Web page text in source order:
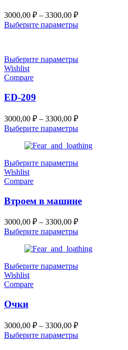
3000,00 ₽ – 3300,00 ₽Диапазон
цен:
Выберите параметры
Выберите параметры
Wishlist
Compare
ED-209
3000,00 ₽ – 3300,00 ₽Диапазон
цен:
–
Выберите параметры
Выберите параметры
Wishlist
Compare
Втроем в машине
3000,00 ₽ – 3300,00 ₽Диапазон
цен:
–
Выберите параметры
Выберите параметры
Wishlist
Compare
Очки
3000,00 ₽ – 3300,00 ₽Диапазон
цен:
Выберите параметры